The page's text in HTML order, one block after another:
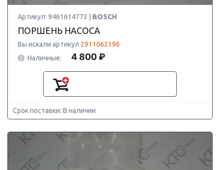
Артикул: 9461614773 | BOSCH
ПОРШЕНЬ НАСОСА
Вы искали артикул 2911062196
Наличные:
4 800 ₽
Срок поставки: В наличии